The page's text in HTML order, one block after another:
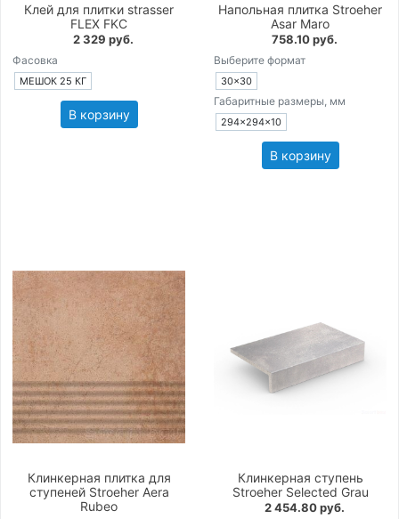
Клей для плитки strasser
FLEX FKC
2 329 руб.
Фасовка
МЕШОК 25 КГ
В корзину
Напольная плитка Stroeher
Asar Maro
758.10 руб.
Выберите формат
30×30
Габаритные размеры, мм
294×294×10
В корзину
Клинкерная плитка для
ступеней Stroeher Aera
Rubeo
Клинкерная ступень
Stroeher Selected Grau
2 454.80 руб.